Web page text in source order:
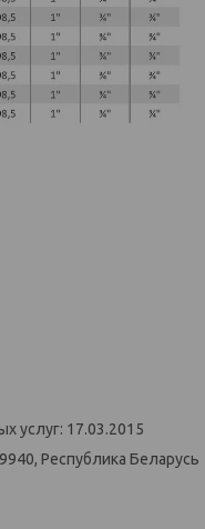
услуг: 17.03.2015
Республика Беларусь